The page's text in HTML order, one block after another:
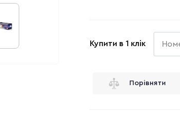
Купити в 1 клік
Порівняти